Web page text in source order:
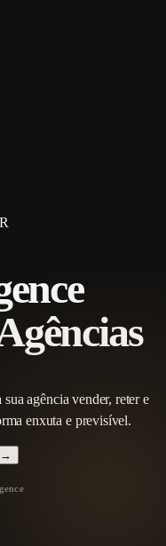
agência vender, reter e
enxuta e previsível.
→